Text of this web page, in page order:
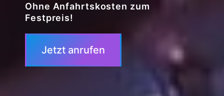
Ohne Anfahrtskosten zum
Festpreis!
Jetzt anrufen